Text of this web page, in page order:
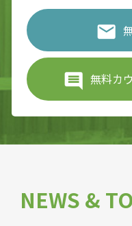
無料カ
NEWS &